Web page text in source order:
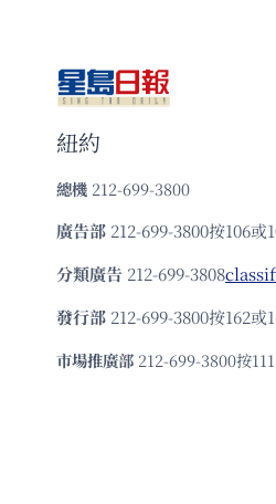
紐約
總機 212-699-3800
廣告部 212-699-3800按106或
分類廣告 212-699-3808
發⾏部 212-699-3800按162或
市場推廣部 212-699-3800按111